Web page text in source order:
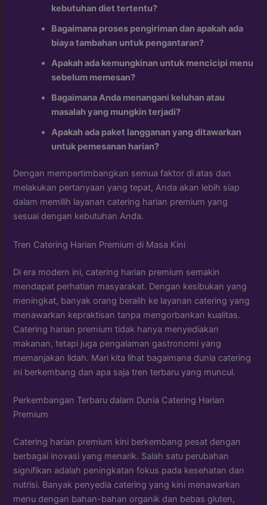
kebutuhan diet tertentu?
Bagaimana proses pengiriman dan apakah ada
biaya tambahan untuk pengantaran?
Apakah ada kemungkinan untuk mencicipi menu
sebelum memesan?
Bagaimana Anda menangani keluhan atau
masalah yang mungkin terjadi?
Apakah ada paket langganan yang ditawarkan
untuk pemesanan harian?
Dengan mempertimbangkan semua faktor di atas dan
melakukan pertanyaan yang tepat, Anda akan lebih siap
dalam memilih layanan catering harian premium yang
sesuai dengan kebutuhan Anda.
Tren Catering Harian Premium di Masa Kini
Di era modern ini, catering harian premium semakin
mendapat perhatian masyarakat. Dengan kesibukan yang
meningkat, banyak orang beralih ke layanan catering yang
menawarkan kepraktisan tanpa mengorbankan kualitas.
Catering harian premium tidak hanya menyediakan
makanan, tetapi juga pengalaman gastronomi yang
memanjakan lidah. Mari kita lihat bagaimana dunia catering
ini berkembang dan apa saja tren terbaru yang muncul.
Perkembangan Terbaru dalam Dunia Catering Harian
Premium
Catering harian premium kini berkembang pesat dengan
berbagai inovasi yang menarik. Salah satu perubahan
signifikan adalah peningkatan fokus pada kesehatan dan
nutrisi. Banyak penyedia catering yang kini menawarkan
menu dengan bahan-bahan organik dan bebas gluten,